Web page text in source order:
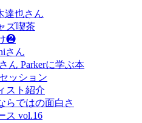
達也さん
ズ喫茶
❷
さん
ん Parkerに学ぶ本
ッション
スト紹介
らではの面白さ
ス vol.16